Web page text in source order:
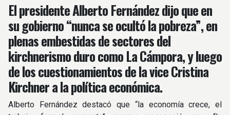
El presidente Alberto Fernández dijo que en
su gobierno “nunca se ocultó la pobreza”, en
plenas embestidas de sectores del
kirchnerismo duro como La Cámpora, y luego
de los cuestionamientos de la vice Cristina
Kirchner a la política económica.
Alberto Fernández destacó que “la economía crece, el